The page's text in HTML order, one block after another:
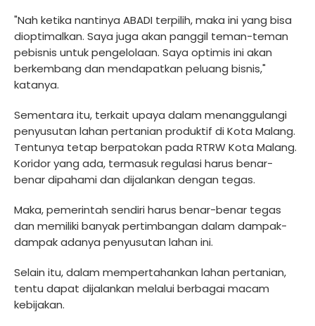
"Nah ketika nantinya ABADI terpilih, maka ini yang bisa
dioptimalkan. Saya juga akan panggil teman-teman
pebisnis untuk pengelolaan. Saya optimis ini akan
berkembang dan mendapatkan peluang bisnis,"
katanya.
Sementara itu, terkait upaya dalam menanggulangi
penyusutan lahan pertanian produktif di Kota Malang.
Tentunya tetap berpatokan pada RTRW Kota Malang.
Koridor yang ada, termasuk regulasi harus benar-
benar dipahami dan dijalankan dengan tegas.
Maka, pemerintah sendiri harus benar-benar tegas
dan memiliki banyak pertimbangan dalam dampak-
dampak adanya penyusutan lahan ini.
Selain itu, dalam mempertahankan lahan pertanian,
tentu dapat dijalankan melalui berbagai macam
kebijakan.